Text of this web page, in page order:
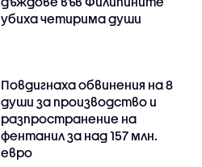
убиха четирима души
Повдигнаха обвинения на 8
души за производство и
разпространение на
фентанил за над 157 млн.
евро